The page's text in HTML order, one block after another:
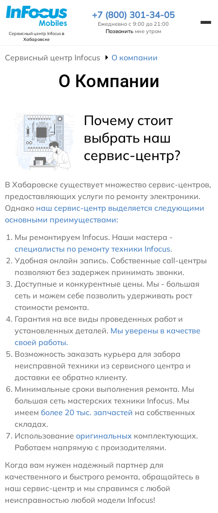
Сервисный центр Infocusв
Хабаровске
+7 (800) 301-34-05
Ежедневно с 9:00 до 21:00
Позвонить мне утром
Сервисный центр Infocus О компании
О Компании
Почему стоит
выбрать наш
сервис-центр?
В Хабаровске существует множество сервис-центров,
предоставляющих услуги по ремонту электроники.
Однако наш сервис-центр выделяется следующими
основными преимуществами:
Мы ремонтируем Infocus. Наши мастера -
специалисты по ремонту техники Infocus.
Удобная онлайн запись. Собственные call-центры
позволяют без задержек принимать звонки.
Доступные и конкурентные цены. Мы - большая
сеть и можем себе позволить удерживать рост
стоимости ремонта.
Гарантия на все виды проведенных работ и
установленных деталей. Мы уверены в качестве
своей работы.
Возможность заказать курьера для забора
неисправной техники из сервисного центра и
доставки ее обратно клиенту.
Минимальные сроки выполнения ремонта. Мы
большая сеть мастерских техники Infocus. Мы
имеем более 20 тыс. запчастей на собственных
складах.
Использование оригинальных комплектующих.
Работаем напрямую с произодителями.
Когда вам нужен надежный партнер для
качественного и быстрого ремонта, обращайтесь в
наш сервис-центр и мы справимся с любой
неисправностью любой модели Infocus!